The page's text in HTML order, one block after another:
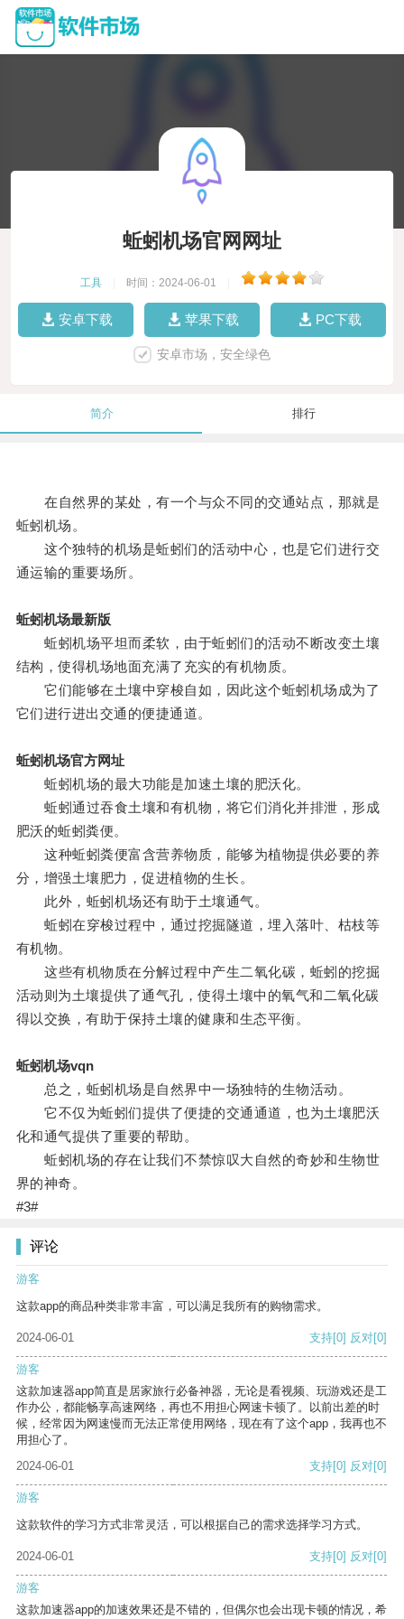
蚯蚓机场官网网址
工具 时间：2024-06-01
安卓下载 苹果下载 PC下载
安卓市场，安全绿色
简介 排行
在自然界的某处，有一个与众不同的交通站点，那就是
蚯蚓机场。
这个独特的机场是蚯蚓们的活动中心，也是它们进行交
通运输的重要场所。
蚯蚓机场最新版
蚯蚓机场平坦而柔软，由于蚯蚓们的活动不断改变土壤
结构，使得机场地面充满了充实的有机物质。
它们能够在土壤中穿梭自如，因此这个蚯蚓机场成为了
它们进行进出交通的便捷通道。
蚯蚓机场官方网址
蚯蚓机场的最大功能是加速土壤的肥沃化。
蚯蚓通过吞食土壤和有机物，将它们消化并排泄，形成
肥沃的蚯蚓粪便。
这种蚯蚓粪便富含营养物质，能够为植物提供必要的养
分，增强土壤肥力，促进植物的生长。
此外，蚯蚓机场还有助于土壤通气。
蚯蚓在穿梭过程中，通过挖掘隧道，埋入落叶、枯枝等
有机物。
这些有机物质在分解过程中产生二氧化碳，蚯蚓的挖掘
活动则为土壤提供了通气孔，使得土壤中的氧气和二氧化碳
得以交换，有助于保持土壤的健康和生态平衡。
蚯蚓机场vqn
总之，蚯蚓机场是自然界中一场独特的生物活动。
它不仅为蚯蚓们提供了便捷的交通通道，也为土壤肥沃
化和通气提供了重要的帮助。
蚯蚓机场的存在让我们不禁惊叹大自然的奇妙和生物世
界的神奇。
#3#
评论
游客
这款app的商品种类非常丰富，可以满足我所有的购物需求。
2024-06-01 支持[0] 反对[0]
游客
这款加速器app简直是居家旅行必备神器，无论是看视频、玩游戏还是工
作办公，都能畅享高速网络，再也不用担心网速卡顿了。以前出差的时
候，经常因为网速慢而无法正常使用网络，现在有了这个app，我再也不
用担心了。
2024-06-01
支持[0] 反对[0]
游客
这款软件的学习方式非常灵活，可以根据自己的需求选择学习方式。
2024-06-01 支持[0] 反对[0]
游客
这款加速器app的加速效果还是不错的，但偶尔也会出现卡顿的情况，希